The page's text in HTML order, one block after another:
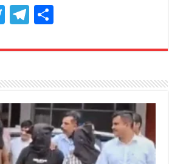
T
itt
r
T
e
ra
m
ar